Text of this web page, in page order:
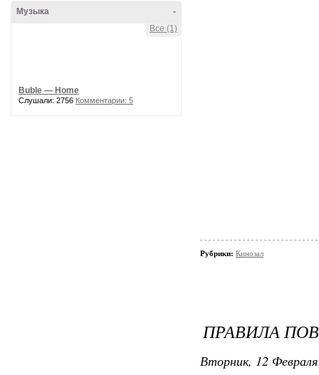
-
Музыка
Все (1)
Buble — Home
Слушали: 2756 Комментарии: 5
Рубрики: Кинозал
ПРАВИЛА
Вторник, 12